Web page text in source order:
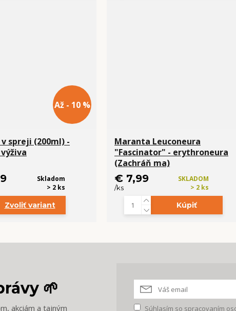
Až - 10 %
spreji (200ml) -
Skladom
> 2 ks
Zvoliť variant
Maranta Leuconeura
"Fascinator" - erythroneura
(Zachráň ma)
€ 7,99
/ks
SKLADOM
> 2 ks
Kúpiť
🌱
akciám a tajným Súhlasím so spracovaním